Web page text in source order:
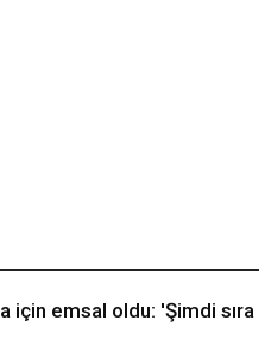
için emsal oldu: 'Şimdi sıra